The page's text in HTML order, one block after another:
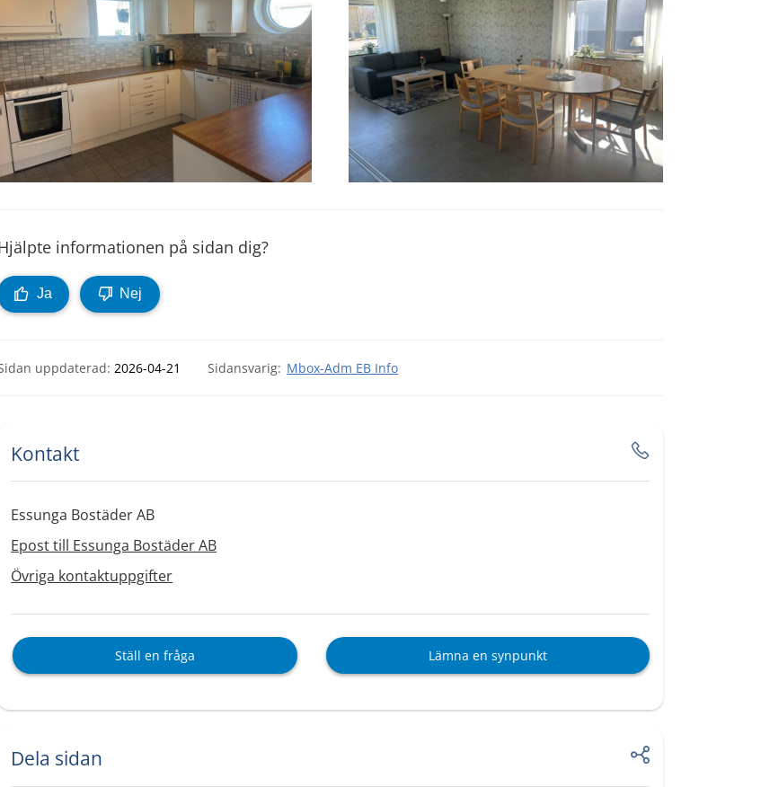
informationen på sidan dig?
Ja Nej
uppdaterad: 2026-04-21 Mbox-Adm EB Info
Kontakt
Essunga Bostäder AB
Epost till Essunga Bostäder AB
Övriga kontaktuppgifter
Ställ en fråga Lämna en synpunkt
Dela sidan